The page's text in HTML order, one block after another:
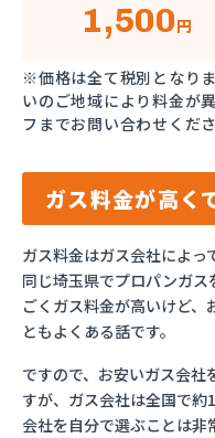
1,500円
※価格は全て税別となり
いのご地域により料金が
フまでお問い合わせくださ
ガス料金が高く
ガス料金はガス会社によっ
同じ埼玉県でプロパンガ
ごくガス料金が高いけど
ともよくある話です。
ですので、お安いガス会社
すが、ガス会社は全国で
会社を自分で選ぶことは非